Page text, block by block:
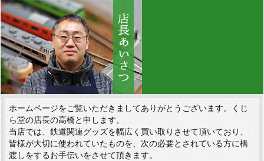
ホームページをご覧いただきましてありがとうございます。くじ
ら堂の店長の高橋と申します。
当店では、鉄道関連グッズを幅広く買い取りさせて頂いており、
皆様が大切に使われていたものを、次の必要とされている方に橋
渡しをするお手伝いをさせて頂きます。